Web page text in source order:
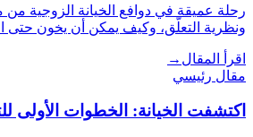
رحلة عميقة في دوافع الخيانة الزوجية
ونظرية التعلّق، وكيف يمكن أن يخون حتى
اقرأ المقال →
مقال رئيسي
اكتشفت الخيانة: الخطوات الأولى